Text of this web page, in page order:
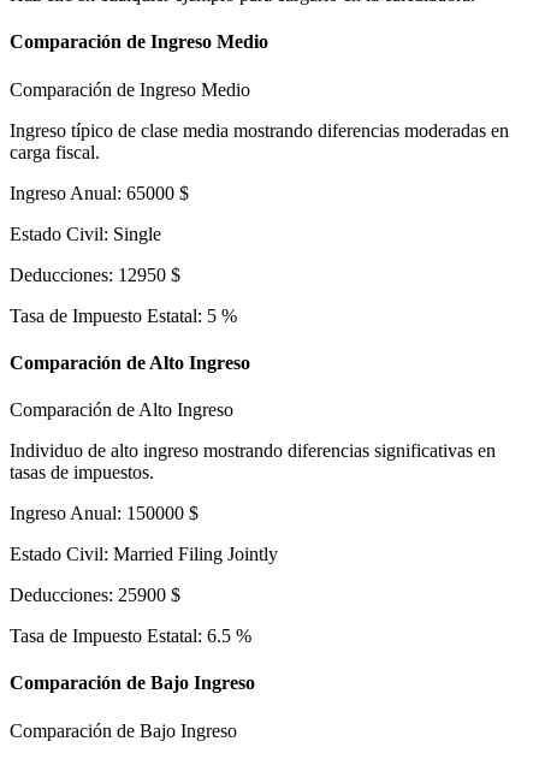
Comparación de Ingreso Medio
Comparación de Ingreso Medio
Ingreso típico de clase media mostrando diferencias moderadas en
carga fiscal.
Ingreso Anual: 65000 $
Estado Civil: Single
Deducciones: 12950 $
Tasa de Impuesto Estatal: 5 %
Comparación de Alto Ingreso
Comparación de Alto Ingreso
Individuo de alto ingreso mostrando diferencias significativas en
tasas de impuestos.
Ingreso Anual: 150000 $
Estado Civil: Married Filing Jointly
Deducciones: 25900 $
Tasa de Impuesto Estatal: 6.5 %
Comparación de Bajo Ingreso
Comparación de Bajo Ingreso